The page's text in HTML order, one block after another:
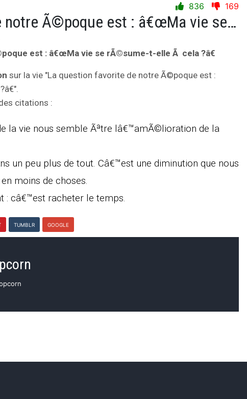
836 169
La question favorite de notre Ã©poque est : â€œMa vie se rÃ©sume-t-elle Ã cela ?â€
est : â€œMa vie se rÃ©sume-t-elle Ã cela ?â€
sur la vie "La question favorite de notre Ã©poque est :
citations :
la vie nous semble Ãªtre lâ€™amÃ©lioration de la
un peu plus de tout. Câ€™est une diminution que nous
moins de choses.
: câ€™est racheter le temps.
TUMBLR GOOGLE